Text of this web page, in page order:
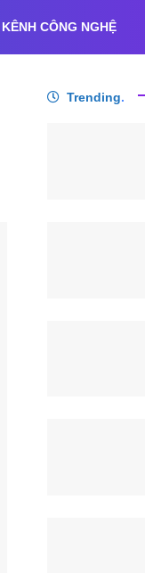
KÊNH CÔNG NGHỆ
Trending.